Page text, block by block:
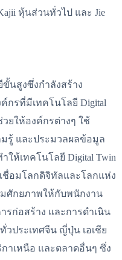
หุ้นส่วนทั่วไป และ Jie
ขั้นสูงซึ่งกำลังสร้าง
ค์กรที่มีเทคโนโลยี Digital
วยให้องค์กรต่างๆ ใช้
มรู้ และประมวลผลข้อมูล
ให้เทคโนโลยี Digital Twin
ชื่อมโลกดิจิทัลและโลกแห่ง
มศักยภาพให้กับพนักงาน
ก่อสร้าง และการดำเนิน
วประเทศจีน ญี่ปุ่น เอเชีย
กาเหนือ และตลาดอื่นๆ ซึ่ง